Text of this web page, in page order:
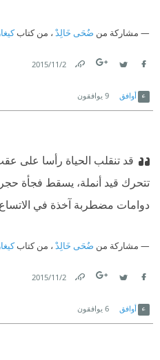
مشاركة من ضُحَى خَالِدْ ، من كتابكيغار
2‏/11‏/2015
أوافق 9 يوافقون
قد تنقلب الحياة رأسا على
تتحرك قيد أنملة، يسقط فجأة
دوامات مضطربة آخذة في
مشاركة من ضُحَى خَالِدْ ، من كتابكيغار
2‏/11‏/2015
أوافق 6 يوافقون